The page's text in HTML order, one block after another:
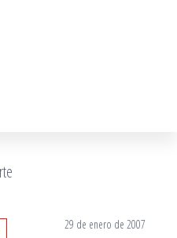
29 de enero de 2007